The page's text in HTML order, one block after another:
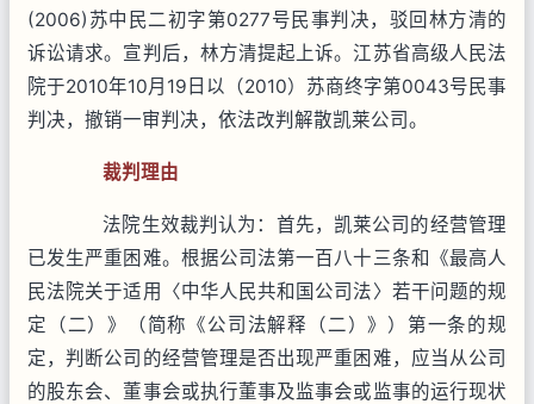
(2006)苏中民二初字第0277号民事判决，驳回林方清的
诉讼请求。宣判后，林方清提起上诉。江苏省高级人民法
院于2010年10月19日以（2010）苏商终字第0043号民事
判决，撤销一审判决，依法改判解散凯莱公司。
裁判理由
法院生效裁判认为：首先，凯莱公司的经营管理
已发生严重困难。根据公司法第一百八十三条和《最高人
民法院关于适用〈中华人民共和国公司法〉若干问题的规
定（二）》（简称《公司法解释（二）》）第一条的规
定，判断公司的经营管理是否出现严重困难，应当从公司
的股东会、董事会或执行董事及监事会或监事的运行现状